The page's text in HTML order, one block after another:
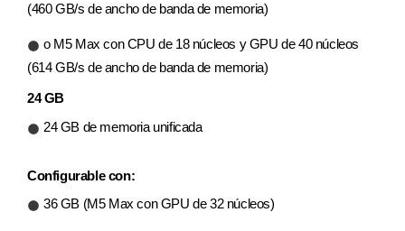
(460 GB/s de ancho de banda de memoria)
o M5 Max con CPU de 18 núcleos y GPU de 40 núcleos
(614 GB/s de ancho de banda de memoria)
24 GB
24 GB de memoria unificada
Configurable con:
36 GB (M5 Max con GPU de 32 núcleos)